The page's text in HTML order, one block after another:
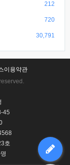
212
720
30,791
이용약관
45
호